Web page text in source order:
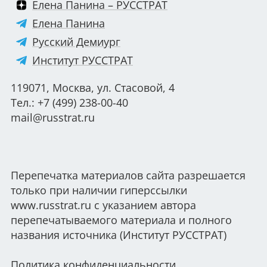
Елена Панина – РУССТРАТ
Елена Панина
Русский Демиург
Институт РУССТРАТ
119071, Москва, ул. Стасовой, 4
Тел.: +7 (499) 238-00-40
mail@russtrat.ru
Перепечатка материалов сайта разрешается
только при наличии гиперссылки
www.russtrat.ru с указанием автора
перепечатываемого материала и полного
названия источника (Институт РУССТРАТ)